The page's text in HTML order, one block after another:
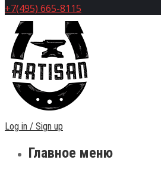
+7(495) 665-8115
Log in / Sign up
Главное меню